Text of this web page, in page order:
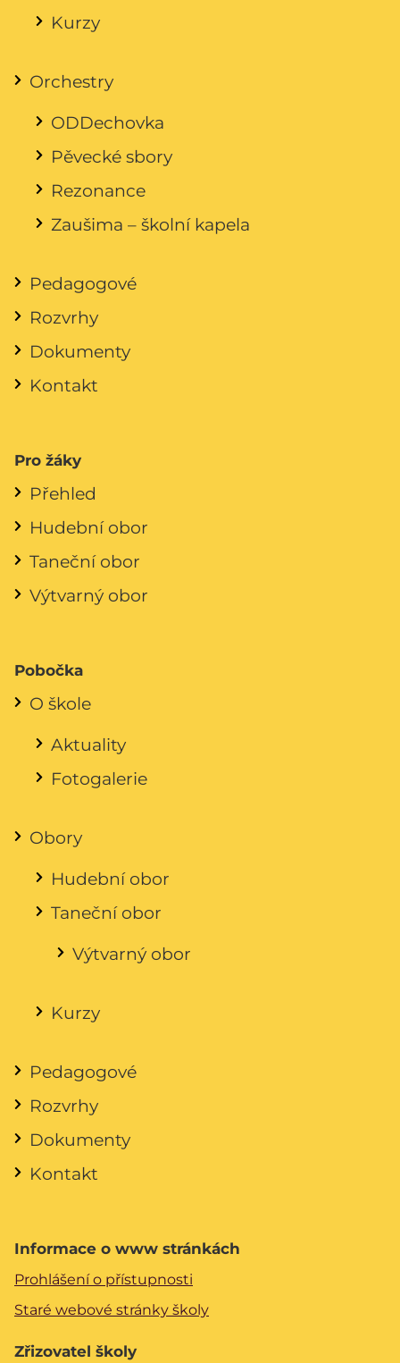
Kurzy
Orchestry
ODDechovka
Pěvecké sbory
Rezonance
Zaušima – školní kapela
Pedagogové
Rozvrhy
Dokumenty
Kontakt
Pro žáky
Přehled
Hudební obor
Taneční obor
Výtvarný obor
Pobočka
O škole
Aktuality
Fotogalerie
Obory
Hudební obor
Taneční obor
Výtvarný obor
Kurzy
Pedagogové
Rozvrhy
Dokumenty
Kontakt
Informace o www stránkách
Prohlášení o přístupnosti
Staré webové stránky školy
Zřizovatel školy